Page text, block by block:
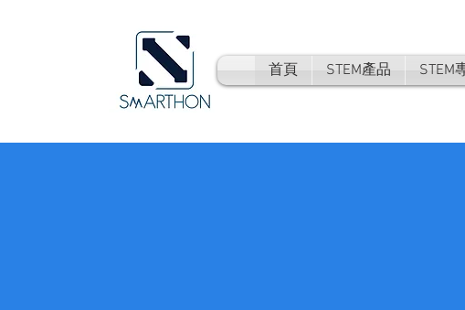
首頁 STEM產品 STEM